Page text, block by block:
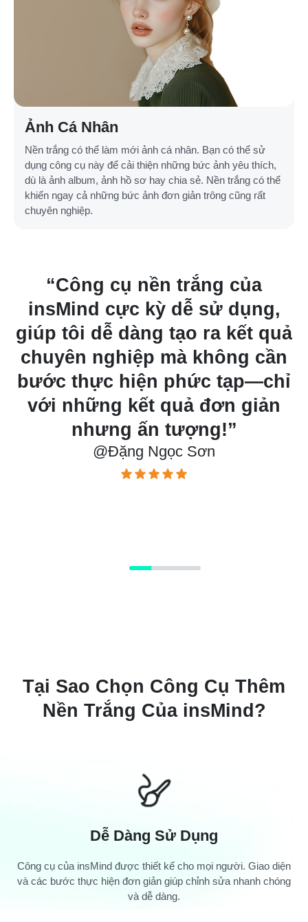
Ảnh Cá Nhân
Nền trắng có thể làm mới ảnh cá nhân. Bạn có thể sử
dụng công cụ này để cải thiện những bức ảnh yêu thích,
dù là ảnh album, ảnh hồ sơ hay chia sẻ. Nền trắng có thể
khiến ngay cả những bức ảnh đơn giản trông cũng rất
chuyên nghiệp.
“Công cụ nền trắng của
insMind cực kỳ dễ sử dụng,
giúp tôi dễ dàng tạo ra kết quả
chuyên nghiệp mà không cần
bước thực hiện phức tạp—chỉ
với những kết quả đơn giản
nhưng ấn tượng!”
@Đặng Ngọc Sơn
Tại Sao Chọn Công Cụ Thêm
Nền Trắng Của insMind?
Dễ Dàng Sử Dụng
Công cụ của insMind được thiết kế cho mọi người. Giao diện
và các bước thực hiện đơn giản giúp chỉnh sửa nhanh chóng
và dễ dàng.